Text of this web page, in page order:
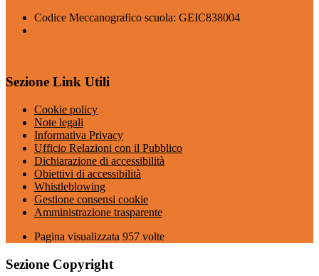
Codice Meccanografico scuola: GEIC838004
Sezione Link Utili
Cookie policy
Note legali
Informativa Privacy
Ufficio Relazioni con il Pubblico
Dichiarazione di accessibilità
Obiettivi di accessibilità
Whistleblowing
Gestione consensi cookie
Amministrazione trasparente
Pagina visualizzata 957 volte
Sezione Copyright